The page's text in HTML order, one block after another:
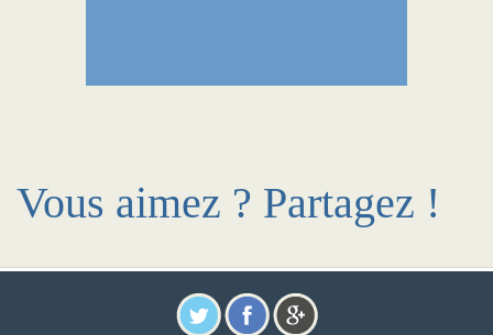
Vous aimez ? Partagez !